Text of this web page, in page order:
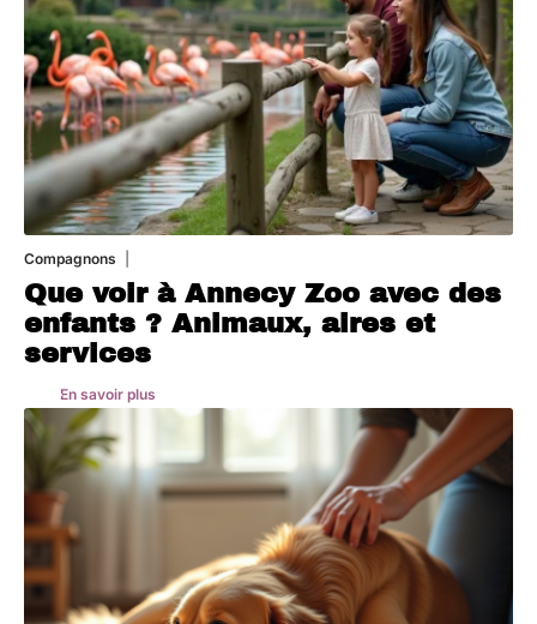
Compagnons
Que voir à Annecy Zoo avec des
enfants ? Animaux, aires et
services
En savoir plus